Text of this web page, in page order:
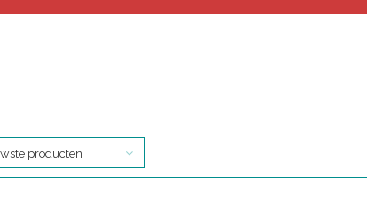
producten